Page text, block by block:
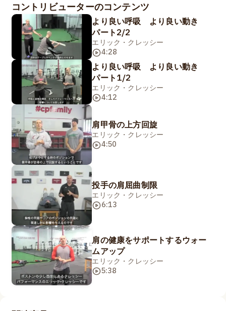
コントリビューターのコンテンツ
より良い呼吸 より良い動き
パート2/2
エリック・クレッシー
4:28
より良い呼吸 より良い動き
パート1/2
エリック・クレッシー
4:12
肩甲骨の上方回旋
エリック・クレッシー
4:50
投手の肩屈曲制限
エリック・クレッシー
6:13
肩の健康をサポートするウォー
ムアップ
エリック・クレッシー
5:38